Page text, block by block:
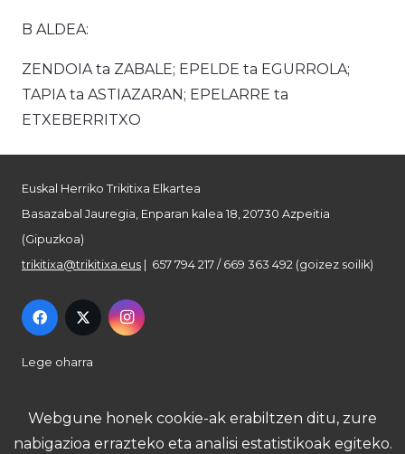
B ALDEA:
ZENDOIA ta ZABALE; EPELDE ta EGURROLA;
TAPIA ta ASTIAZARAN; EPELARRE ta
ETXEBERRITXO
Euskal Herriko Trikitixa Elkartea
Basazabal Jauregia, Enparan kalea 18, 20730 Azpeitia
(Gipuzkoa)
trikitixa@trikitixa.eus | 657 794 217 / 669 363 492 (goizez soilik)
Lege oharra
Pribatutasun politika
Webgune honek cookie-ak erabiltzen ditu, zure
nabigazioa errazteko eta analisi estatistikoak egiteko.